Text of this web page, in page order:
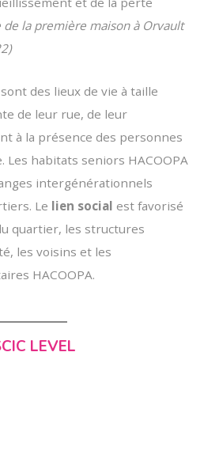
la première maison à Orvault
des lieux de vie à taille
de leur rue, de leur
à la présence des personnes
Les habitats seniors HACOOPA
intergénérationnels
Le lien social est favorisé
quartier, les structures
les voisins et les
HACOOPA.
LEVEL